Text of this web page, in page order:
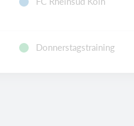
Donnerstagstraining